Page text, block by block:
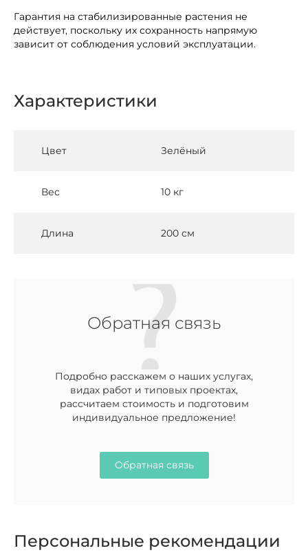
Гарантия на стабилизированные растения не
действует, поскольку их сохранность напрямую
зависит от соблюдения условий эксплуатации.
Характеристики
Цвет Зелёный
Вес 10 кг
Длина 200 см
Обратная связь
Подробно расскажем о наших услугах,
видах работ и типовых проектах,
рассчитаем стоимость и подготовим
индивидуальное предложение!
Обратная связь
Персональные рекомендации